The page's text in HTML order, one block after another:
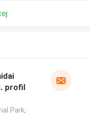
profil
Park,